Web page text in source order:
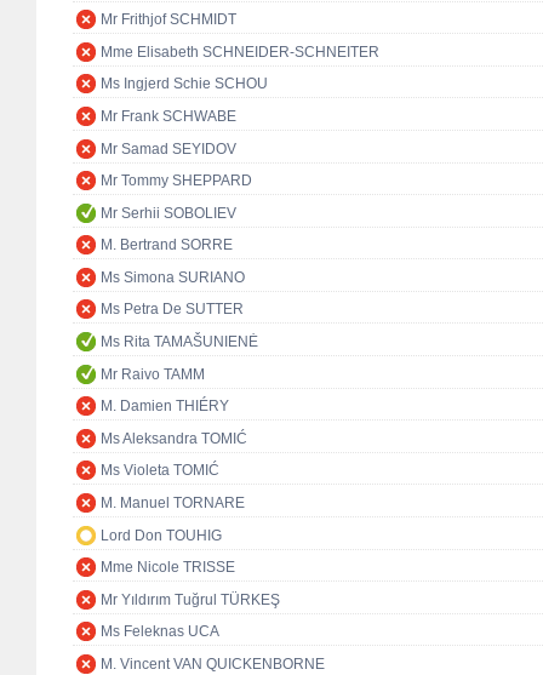
Mr Frithjof SCHMIDT
Mme Elisabeth SCHNEIDER-SCHNEITER
Ms Ingjerd Schie SCHOU
Mr Frank SCHWABE
Mr Samad SEYIDOV
Mr Tommy SHEPPARD
Mr Serhii SOBOLIEV
M. Bertrand SORRE
Ms Simona SURIANO
Ms Petra De SUTTER
Ms Rita TAMAŠUNIENĖ
Mr Raivo TAMM
M. Damien THIÉRY
Ms Aleksandra TOMIĆ
Ms Violeta TOMIĆ
M. Manuel TORNARE
Lord Don TOUHIG
Mme Nicole TRISSE
Mr Yıldırım Tuğrul TÜRKEŞ
Ms Feleknas UCA
M. Vincent VAN QUICKENBORNE